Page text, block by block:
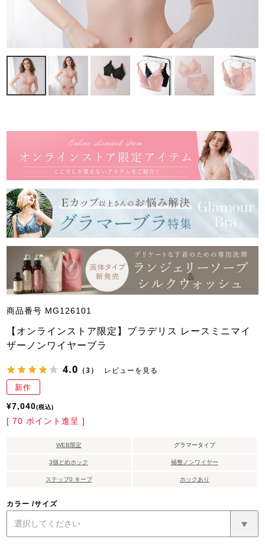
商品番号 MG126101
【オンラインストア限定】ブラデリス レースミニマイ
ザーノンワイヤーブラ
4.0 （3） レビューを見る
新作
¥7,040 税込
[ 70 ポイント進呈 ]
WEB限定 グラマータイプ
3個どめホック 補整ノンワイヤー
ステップ0 キープ ホックあり
カラー サイズ